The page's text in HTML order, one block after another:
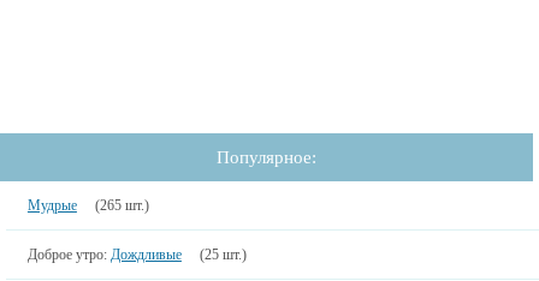
Популярное:
Мудрые (265 шт.)
Доброе утро: Дождливые (25 шт.)